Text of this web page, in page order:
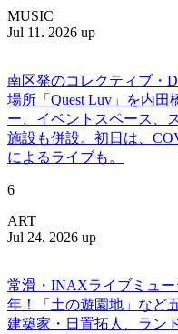
MUSIC
Jul 11. 2026 up
南区発のコレクティブ・
場所「Quest Luv」を内
ー、イベントスペース、
施設も併設。初日は、
によるライブも。
6
ART
Jul 24. 2026 up
常滑・INAXライブミュ
年！「土の遊園地」など
建築家・日置拓人、ラン